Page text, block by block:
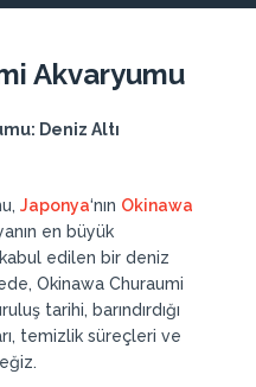
Akvaryumu
Deniz Altı
Japonya‘nın Okinawa
en büyük
edilen bir deniz
Okinawa Churaumi
tarihi, barındırdığı
temizlik süreçleri ve